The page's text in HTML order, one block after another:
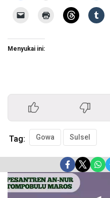
Menyukai ini:
Tag: Gowa Sulsel
Pemutar
Video